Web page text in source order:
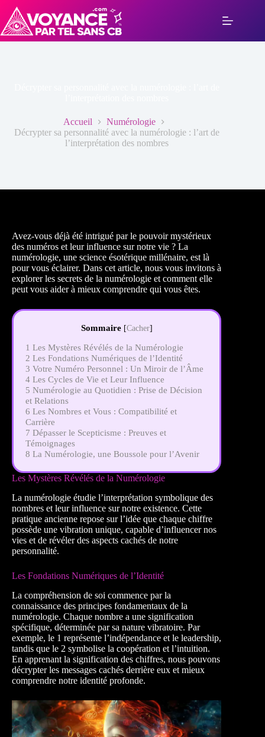
Passer
contenu
Accueil
Numérologie
Décrypter sa personnalité avec la numérologie : l’art de
l’interprétation des nombres
Avez-vous déjà été intrigué par le pouvoir mystérieux
des numéros et leur influence sur notre vie ? La
numérologie, une science ésotérique millénaire, est là
pour vous éclairer. Dans cet article, nous vous invitons à
explorer les secrets de la numérologie et comment elle
peut vous aider à mieux comprendre qui vous êtes.
Sommaire [Cacher]
1 Les Mystères Révélés de la Numérologie
2 Les Fondations Numériques de l’Identité
3 Votre Numéro Personnel : Un Miroir de l’Âme
4 Les Cycles de Vie et Leur Influence
5 Numérologie au Quotidien : Prise de Décision
et Relations
6 Les Nombres et Vous : Compatibilité et
Carrière
7 Dépasser le Scepticisme : Preuves et
Témoignages
8 La Numérologie, une Boussole pour l’Avenir
Les Mystères Révélés de la Numérologie
La numérologie étudie l’interprétation symbolique des
nombres et leur influence sur notre existence. Cette
pratique ancienne repose sur l’idée que chaque chiffre
possède une vibration unique, capable d’influencer nos
vies et de révéler des aspects cachés de notre
personnalité.
Les Fondations Numériques de l’Identité
La compréhension de soi commence par la
connaissance des principes fondamentaux de la
numérologie. Chaque nombre a une signification
spécifique, déterminée par sa nature vibratoire. Par
exemple, le 1 représente l’indépendance et le leadership,
tandis que le 2 symbolise la coopération et l’intuition.
En apprenant la signification des chiffres, nous pouvons
décrypter les messages cachés derrière eux et mieux
comprendre notre identité profonde.